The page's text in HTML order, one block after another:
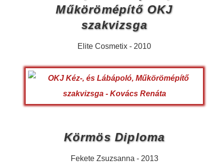
Műkörömépítő OKJ
szakvizsga
Elite Cosmetix - 2010
Körmös Diploma
Fekete Zsuzsanna - 2013